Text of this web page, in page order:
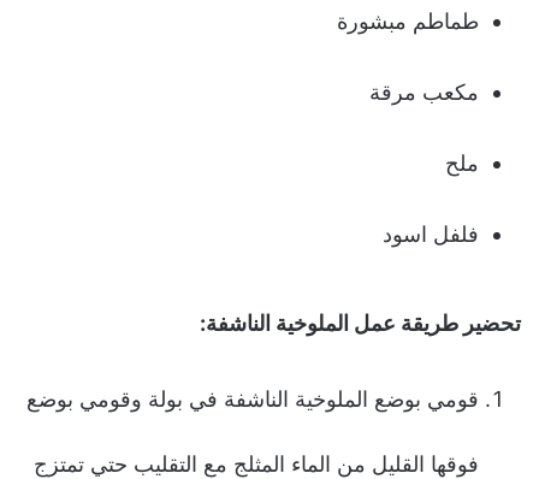
طماطم مبشورة
مكعب مرقة
ملح
فلفل اسود
تحضير طريقة عمل الملوخية الناشفة:
قومي بوضع الملوخية الناشفة في بولة وقومي بوضع
فوقها القليل من الماء المثلج مع التقليب حتي تمتزج